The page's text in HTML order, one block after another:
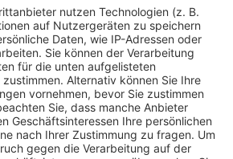
zumindest sieht sie besser
im Song eigentlich um die Liebe zu
Das Thema zieht sich auch durchs
auch bei dem Song "34+35". Wer
wahrscheinlich die Anspielung.